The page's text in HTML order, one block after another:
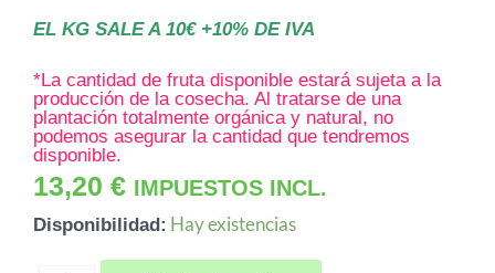
EL KG SALE A 10€ +10% DE IVA
*La cantidad de fruta disponible estará sujeta a la
producción de la cosecha. Al tratarse de una
plantación totalmente orgánica y natural, no
podemos asegurar la cantidad que tendremos
disponible.
13,20 € IMPUESTOS INCL.
Disponibilidad: Hay existencias
Caja